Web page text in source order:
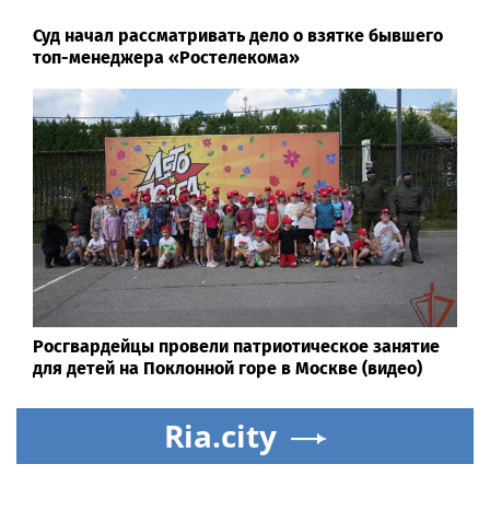
Суд начал рассматривать дело о взятке бывшего
топ-менеджера «Ростелекома»
Росгвардейцы провели патриотическое занятие
для детей на Поклонной горе в Москве (видео)
Ria.city